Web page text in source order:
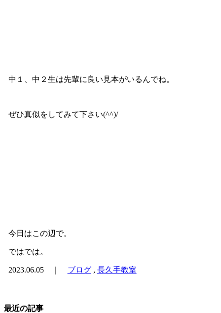
中１、中２生は先輩に良い見本がいるんでね。
ぜひ真似をしてみて下さい(^^)/
今日はこの辺で。
ではでは。
2023.06.05 ｜ ブログ, 長久手教室
最近の記事